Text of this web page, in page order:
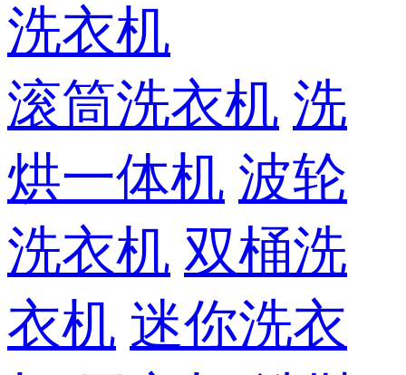
洗衣机
滚筒洗衣机 洗
烘一体机 波轮
洗衣机 双桶洗
衣机 迷你洗衣